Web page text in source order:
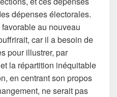
dépenses électorales.
au nouveau
car il a besoin de
pour illustrer, par
la répartition inéquitable
en centrant son propos
ne serait pas